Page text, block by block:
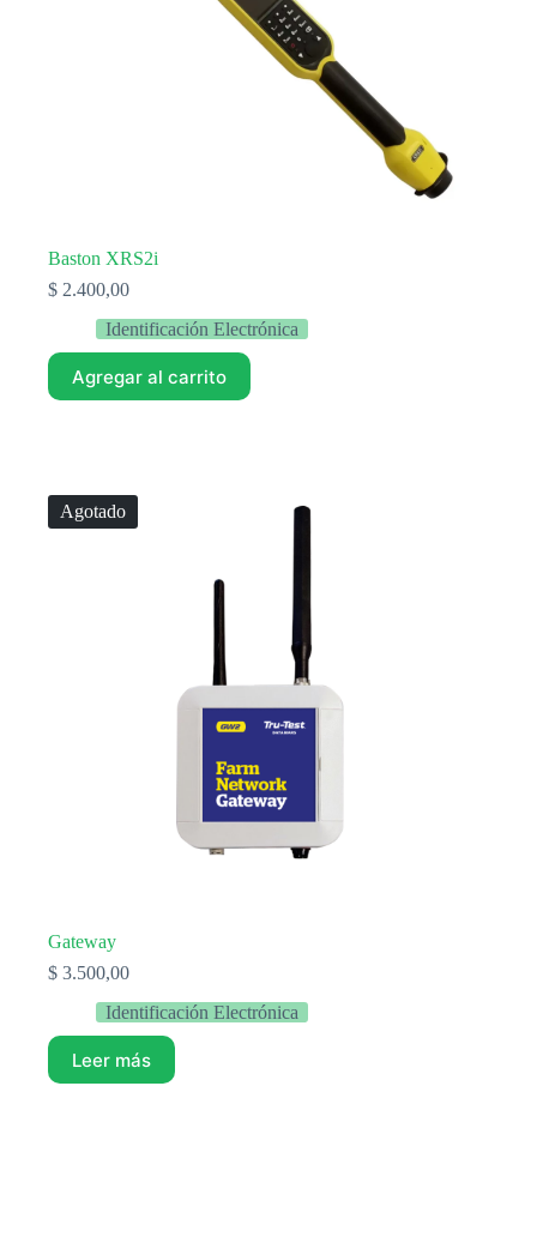
Baston XRS2i
$ 2.400,00
Identificación Electrónica
Agregar al carrito
Agotado
Gateway
$ 3.500,00
Identificación Electrónica
Leer más